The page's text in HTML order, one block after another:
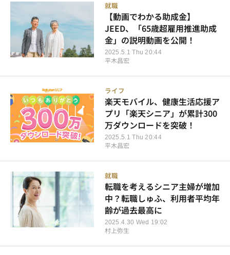
就職
2025.5.1 Thu 20:44
【動画でわかる助成金】
JEED、「65歳超雇用推進助成
金」の説明動画を公開！
平木昌宏
ライフ
2025.5.1 Thu 20:44
楽天モバイル、健康生活応援ア
プリ「楽天シニア」が累計300
万ダウンロードを突破！
平木昌宏
就職
2025.4.30 Wed 19:02
転職を考えるシニア主婦が増加
中？転職しゅふ、利用者平均年
齢が過去最高に
村上弥生